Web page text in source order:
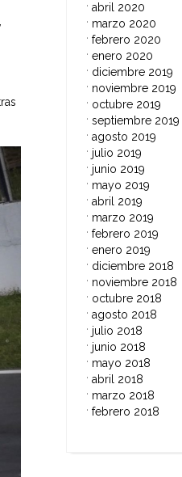
abril 2020
marzo 2020
febrero 2020
enero 2020
diciembre 2019
noviembre 2019
octubre 2019
septiembre 2019
agosto 2019
julio 2019
junio 2019
mayo 2019
abril 2019
marzo 2019
febrero 2019
enero 2019
diciembre 2018
noviembre 2018
octubre 2018
agosto 2018
julio 2018
junio 2018
mayo 2018
abril 2018
marzo 2018
febrero 2018